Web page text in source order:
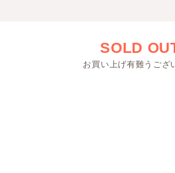
SOLD
お買い上げ有難うござ